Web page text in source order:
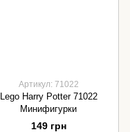
Артикул: 71022
Lego Harry Potter 71022
Минифигурки
149 грн